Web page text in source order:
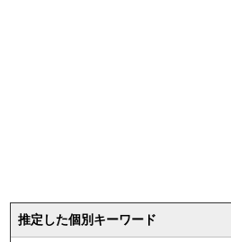
推定した個別キーワード